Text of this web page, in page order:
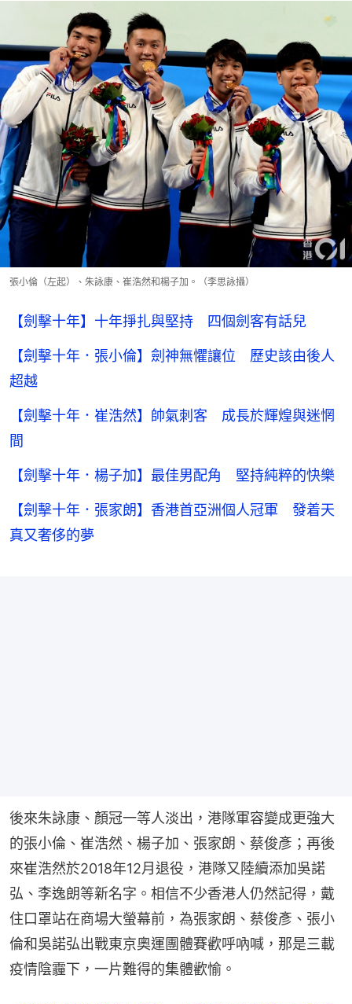
張小倫（左起）、朱詠康、崔浩然和楊子加。（李思詠攝）
【劍擊十年】十年掙扎與堅持 四個劍客有話兒
【劍擊十年．張小倫】劍神無懼讓位 歷史該由後人
超越
【劍擊十年．崔浩然】帥氣刺客 成長於輝煌與迷惘
間
【劍擊十年．楊子加】最佳男配角 堅持純粹的快樂
【劍擊十年．張家朗】香港首亞洲個人冠軍 發着天
真又奢侈的夢
後來朱詠康、顏冠一等人淡出，港隊軍容變成更強大
的張小倫、崔浩然、楊子加、張家朗、蔡俊彥；再後
來崔浩然於2018年12月退役，港隊又陸續添加吳諾
弘、李逸朗等新名字。相信不少香港人仍然記得，戴
住口罩站在商場大螢幕前，為張家朗、蔡俊彥、張小
倫和吳諾弘出戰東京奧運團體賽歡呼吶喊，那是三載
疫情陰霾下，一片難得的集體歡愉。